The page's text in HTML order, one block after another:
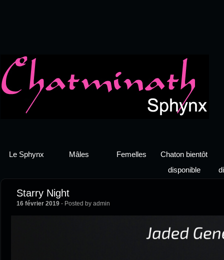
Le Sphynx Mâles Femelles
Chaton bientôt
disponible
Starry Night
16 février 2019- Posted by admin